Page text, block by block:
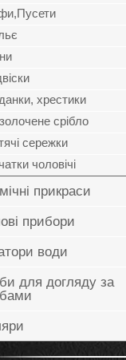
хрестики
срібло
сережки
чоловічі
прикраси
прибори
води
для догляду за
Кольцо
Товар
Заказать